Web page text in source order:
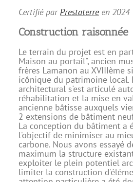
Certifié parPrestaterreen 2024
Construction raisonnée
Le terrain du projet est en
Maison au portail", ancien
frères Lamanon au XVIIIème
icônique du patrimoine local.
architectural s'est articulé
réhabilitation et la mise en
ancienne bâtisse auxquels
2 extensions de bâtiment
La conception du bâtiment a
l'objectif de minimiser au
carbone. Nous avons essayé
maximum la structure
exploiter le plein potentiel
limiter la construction